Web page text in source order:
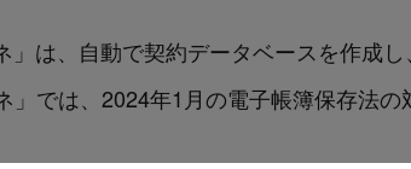
は、自動で契約データベースを作成
では、2024年1月の電子帳簿保存法